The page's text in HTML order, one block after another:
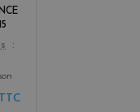
+
TTC